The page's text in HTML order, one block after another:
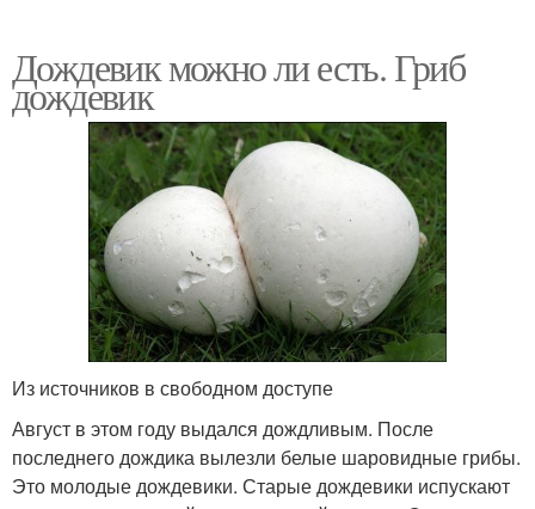
Дождевик можно ли есть. Гриб
дождевик
Из источников в свободном доступе
Август в этом году выдался дождливым. После
последнего дождика вылезли белые шаровидные грибы.
Это молодые дождевики. Старые дождевики испускают